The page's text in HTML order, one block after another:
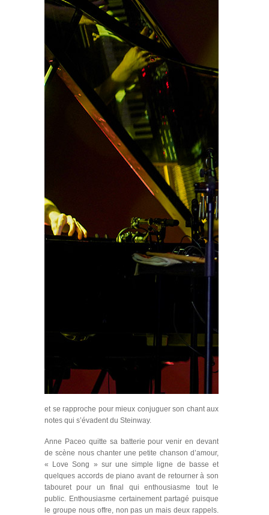
et se rapproche pour mieux conjuguer son chant aux
notes qui s’évadent du Steinway.
Anne Paceo quitte sa batterie pour venir en devant
de scène nous chanter une petite chanson d’amour,
« Love Song » sur une simple ligne de basse et
quelques accords de piano avant de retourner à son
tabouret pour un final qui enthousiasme tout le
public. Enthousiasme certainement partagé puisque
le groupe nous offre, non pas un mais deux rappels.